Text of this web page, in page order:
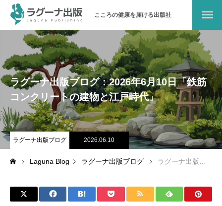
こころの健康を届ける出版社
ラグーナ出版について
メッセージ
会社概要
沿革
地域とのつながり
パブリシティ
お問い合わせ
ラグーナ出版ブログ：2026年6月10日「鉄筋
コンクリートの建物と江戸時代」
ラグーナ出版ブログ 2026.06.10
Laguna Blog ラグーナ出版ブログ ラグーナ出版ブログ：2026年6月10日「鉄筋コンクリートの建物と江戸時代」